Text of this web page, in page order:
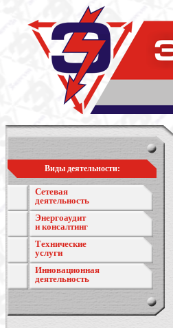
Виды деятельности:
Сетевая
деятельность
Энергоаудит
и консалтинг
Технические
услуги
Инновационная
деятельность